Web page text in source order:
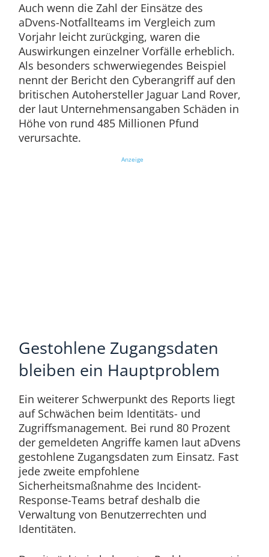
Auch wenn die Zahl der Einsätze des
aDvens-Notfallteams im Vergleich zum
Vorjahr leicht zurückging, waren die
Auswirkungen einzelner Vorfälle erheblich.
Als besonders schwerwiegendes Beispiel
nennt der Bericht den Cyberangriff auf den
britischen Autohersteller Jaguar Land Rover,
der laut Unternehmensangaben Schäden in
Höhe von rund 485 Millionen Pfund
verursachte.
Anzeige
Gestohlene Zugangsdaten
bleiben ein Hauptproblem
Ein weiterer Schwerpunkt des Reports liegt
auf Schwächen beim Identitäts- und
Zugriffsmanagement. Bei rund 80 Prozent
der gemeldeten Angriffe kamen laut aDvens
gestohlene Zugangsdaten zum Einsatz. Fast
jede zweite empfohlene
Sicherheitsmaßnahme des Incident-
Response-Teams betraf deshalb die
Verwaltung von Benutzerrechten und
Identitäten.